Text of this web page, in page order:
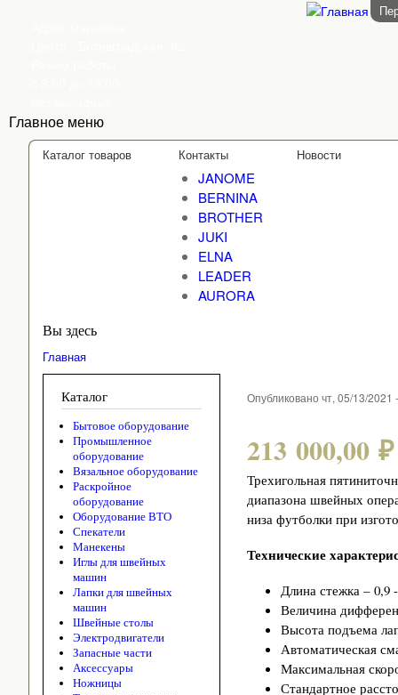
Главное меню
Каталог товаров Контакты Новости
JANOME
BERNINA
BROTHER
JUKI
ELNA
LEADER
AURORA
Вы здесь
Главная
Каталог
Бытовое оборудование
Промышленное
оборудование
Вязальное оборудование
Раскройное
оборудование
Оборудование ВТО
Спекатели
Манекены
Иглы для швейных
машин
Лапки для швейных
машин
Швейные столы
Электродвигатели
Запасные части
Аксессуары
Ножницы
Опубликовано чт, 05/13/
213 000,00 ₽
Трехигольная
диапазона швейных
низа футболки при
Технические
Длина стежка – 0,9
Величина
Высота подъема
Автоматическая
Максимальная
Стандартное